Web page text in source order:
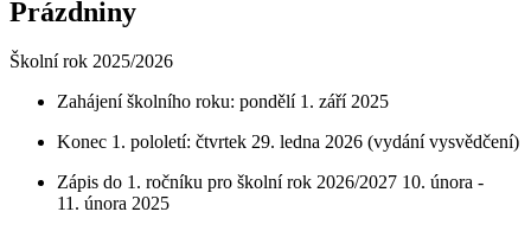
Prázdniny
Školní rok 2025/2026
Zahájení školního roku: pondělí 1. září 2025
Konec 1. pololetí: čtvrtek 29. ledna 2026 (vydání vysvědčení)
Zápis do 1. ročníku pro školní rok 2026/2027 10. února -
11. února 2025